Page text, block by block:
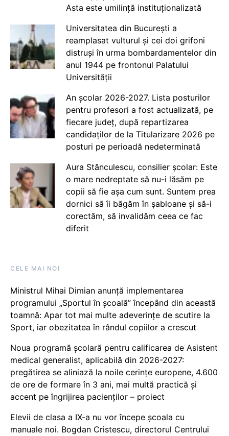
Asta este umilință instituționalizată
Universitatea din București a
reamplasat vulturul și cei doi grifoni
distruși în urma bombardamentelor din
anul 1944 pe frontonul Palatului
Universității
An școlar 2026-2027. Lista posturilor
pentru profesori a fost actualizată, pe
fiecare județ, după repartizarea
candidaților de la Titularizare 2026 pe
posturi pe perioadă nedeterminată
Aura Stănculescu, consilier școlar: Este
o mare nedreptate să nu-i lăsăm pe
copii să fie așa cum sunt. Suntem prea
dornici să îi băgăm în șabloane și să-i
corectăm, să invalidăm ceea ce fac
diferit
CELE MAI NOI
Ministrul Mihai Dimian anunță implementarea
programului „Sportul în școală” începând din această
toamnă: Apar tot mai multe adeverințe de scutire la
Sport, iar obezitatea în rândul copiilor a crescut
Noua programă școlară pentru calificarea de Asistent
medical generalist, aplicabilă din 2026-2027:
pregătirea se aliniază la noile cerințe europene, 4.600
de ore de formare în 3 ani, mai multă practică și
accent pe îngrijirea pacienților – proiect
Elevii de clasa a IX-a nu vor începe școala cu
manuale noi. Bogdan Cristescu, directorul Centrului